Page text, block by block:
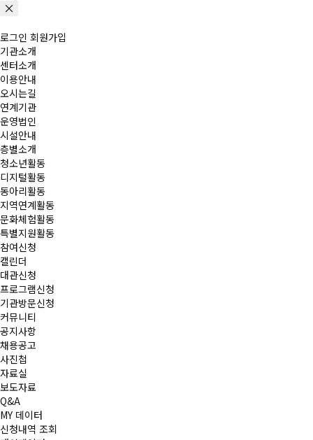
로그인 회원가입
기관소개
센터소개
이용안내
오시는길
연계기관
운영법인
시설안내
층별소개
청소년활동
디지털활동
동아리활동
지역연계활동
문화체험활동
특별지원활동
참여신청
캘린더
대관신청
프로그램신청
기관방문신청
커뮤니티
공지사항
채용공고
사진첩
자료실
보도자료
Q&A
MY 데이터
신청내역 조회